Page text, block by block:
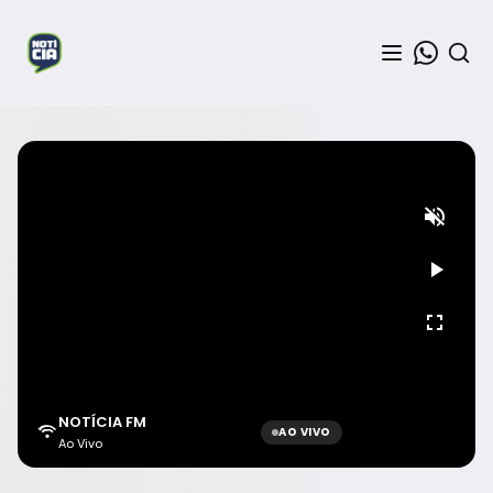
NOTÍCIA FM
Ao Vivo
AO VIVO